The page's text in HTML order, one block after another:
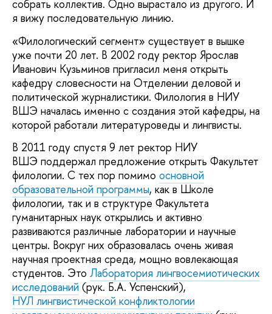
собрать коллектив. Одно вырастало из другого. И
я вижу последовательную линию.
«Филологический сегмент» существует в вышке
уже почти 20 лет. В 2002 году ректор Ярослав
Иванович Кузьминов пригласил меня открыть
кафедру словесности на Отделении деловой и
политической журналистики. Филология в НИУ
ВШЭ началась именно с создания этой кафедры, на
которой работали литературоведы и лингвисты.
В 2011 году спустя 9 лет ректор НИУ
ВШЭ поддержал предложение открыть Факультет
филологии. С тех пор помимо основной
образовательной программы, как в Школе
филологии, так и в структуре Факультета
гуманитарных наук открылись и активно
развиваются различные лаборатории и научные
центры. Вокруг них образовалась очень живая
научная проектная среда, мощно вовлекающая
студентов. Это Лаборатория лингвосемиотических
исследований (рук. Б.А. Успенский),
НУЛ лингвистической конфликтологии